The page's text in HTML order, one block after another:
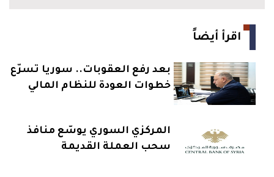
اقرأ أيضاً
بعد رفع العقوبات.. سوريا تسرّع
خطوات العودة للنظام المالي
المركزي السوري يوسّع منافذ
سحب العملة القديمة